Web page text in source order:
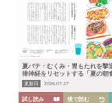
夏バテ・むくみ・胃もたれを撃
律神経をリセットする「夏の朝
んぱく質20g術」
更新日 2026.07.27
試し読み 後で読む